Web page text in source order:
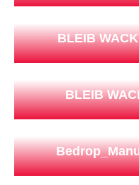
BLEIB
BLEIB